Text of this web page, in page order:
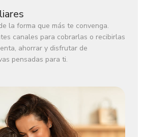
la forma que más te convenga.
canales para cobrarlas o recibirlas
ahorrar y disfrutar de
pensadas para ti.‍